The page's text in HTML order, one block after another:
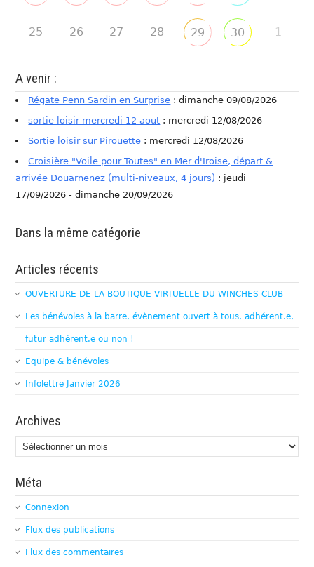
25 26 27 28 29 30 1
A venir :
Régate Penn Sardin en Surprise : dimanche 09/08/2026
sortie loisir mercredi 12 aout : mercredi 12/08/2026
Sortie loisir sur Pirouette : mercredi 12/08/2026
Croisière "Voile pour Toutes" en Mer d'Iroise, départ &
arrivée Douarnenez (multi-niveaux, 4 jours) : jeudi
17/09/2026 - dimanche 20/09/2026
Dans la même catégorie
Articles récents
OUVERTURE DE LA BOUTIQUE VIRTUELLE DU WINCHES CLUB
Les bénévoles à la barre, évènement ouvert à tous, adhérent.e,
futur adhérent.e ou non !
Equipe & bénévoles
Infolettre Janvier 2026
Archives
Archives
Méta
Connexion
Flux des publications
Flux des commentaires